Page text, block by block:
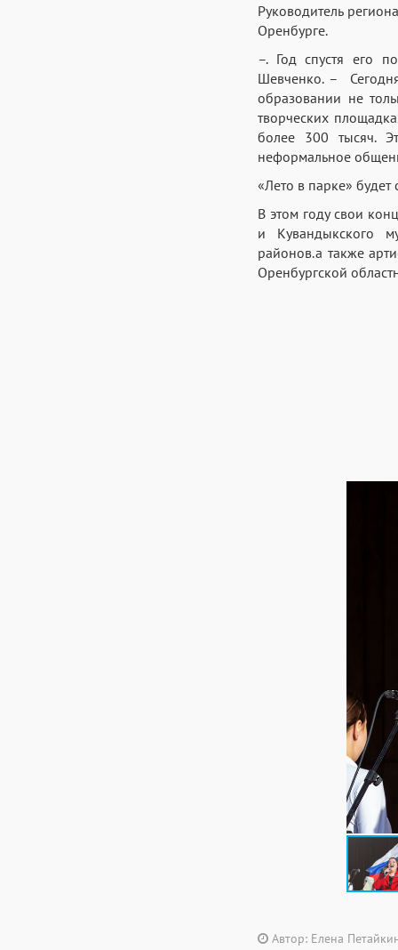
Руководитель
Оренбурге.
–. Год спустя его
Шевченко. –
образовании не
творческих
более 300 тысяч.
неформальное
«Лето в парке»
В этом году свои
и Кувандыкского
районов.а также
Оренбургской
Автор: Елена